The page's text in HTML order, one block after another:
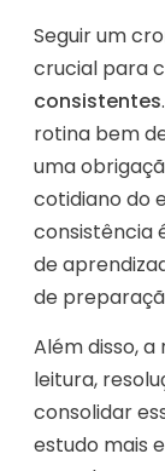
Seguir um
crucial para
consistentes
rotina bem
uma
cotidiano do
consistência
de
de
Além disso,
leitura,
consolidar
estudo mais